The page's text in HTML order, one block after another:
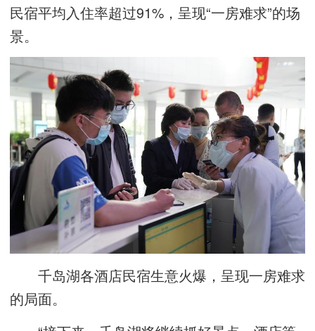
民宿平均入住率超过91%，呈现“一房难求”的场
景。
千岛湖各酒店民宿生意火爆，呈现一房难求
的局面。